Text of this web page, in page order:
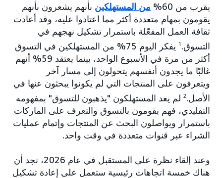
يقرب من 60%
من المستهلكين بأنهم يشعرون بأنهم
يقومون بمهام متعددة أكثر مما اعتادوا عليه، وقد أعادت
ثقافة العمل المفعّلة باستمرار تشكيل نهجهم في
التسوق. 1
يفكر اليوم 75% من المستهلكين في التسوق
أكثر من مرة في الأسبوع الواحد، بينما يعتقد 59% أنهم
غالبًا ما يجدون أنفسهم يتحولون إلى مسار آخر
ويتعرفون على المنتجات التي لم يكونوا يبحثون عنها في
الأصل.2 لم يعد المستهلكون "يذهبون للتسوق" بمفهومه
التقليدي، فهم يقومون بالتسوق والتعرف على الماركات
باستمرار ويواصلون البحث عن المنتجات وإتمام عمليات
الشراء عبر قنوات متعددة في وقت واحد.
وعند إلقاء نظرة على المستقبل في عام 2026، نجد أن
هناك خمسة اتجاهات رئيسية ستعمل على إعادة تشكيل